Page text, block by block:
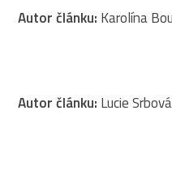
Autor článku: Karolína
Autor článku: Lucie Srbová